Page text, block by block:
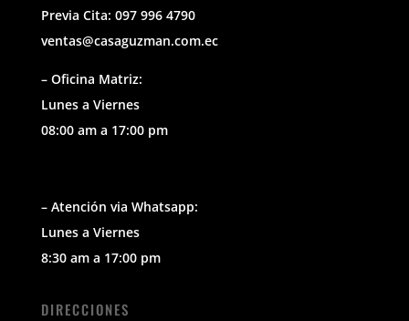
Previa Cita: 097 996 4790
ventas@casaguzman.com.ec
– Oficina Matriz:
Lunes a Viernes
08:00 am a 17:00 pm
– Atención via Whatsapp:
Lunes a Viernes
8:30 am a 17:00 pm
DIRECCIONES